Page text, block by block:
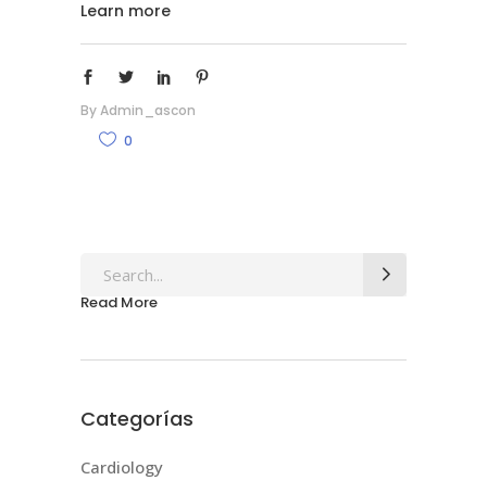
Learn more
ByAdmin_ascon
0
Search
for:
Read More
Categorías
Cardiology